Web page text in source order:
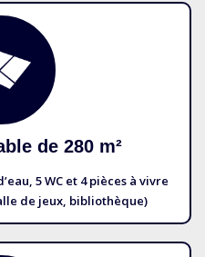
de 280 m²
5 WC et 4 pièces à vivre
de jeux, bibliothèque)